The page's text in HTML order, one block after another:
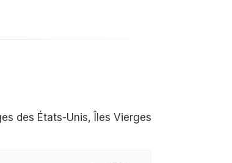
des États-Unis, Îles Vierges